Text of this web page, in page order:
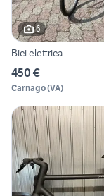
6
Bici elettrica
450 €
Carnago(VA)